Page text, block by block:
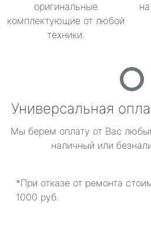
оригинальные
комплектующие от любой
техники.
Универсальная
Мы берем оплату от Вас
наличный или
*При отказе от ремонта
1000 руб.